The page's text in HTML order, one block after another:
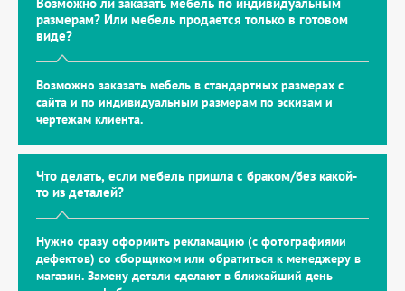
размерам? Или мебель продается только в готовом
виде?
Возможно заказать мебель в стандартных размерах с
сайта и по индивидуальным размерам по эскизам и
чертежам клиента.
Что делать, если мебель пришла с браком/без какой-
то из деталей?
Нужно сразу оформить рекламацию (с фотографиями
дефектов) со сборщиком или обратиться к менеджеру в
магазин. Замену детали сделают в ближайший день